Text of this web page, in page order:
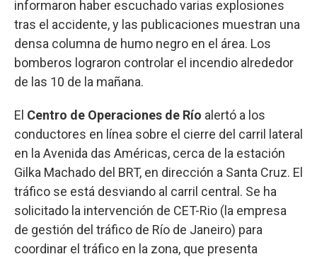
informaron haber escuchado varias explosiones
tras el accidente, y las publicaciones muestran una
densa columna de humo negro en el área. Los
bomberos lograron controlar el incendio alrededor
de las 10 de la mañana.
El Centro de Operaciones de Río alertó a los
conductores en línea sobre el cierre del carril lateral
en la Avenida das Américas, cerca de la estación
Gilka Machado del BRT, en dirección a Santa Cruz. El
tráfico se está desviando al carril central. Se ha
solicitado la intervención de CET-Rio (la empresa
de gestión del tráfico de Río de Janeiro) para
coordinar el tráfico en la zona, que presenta